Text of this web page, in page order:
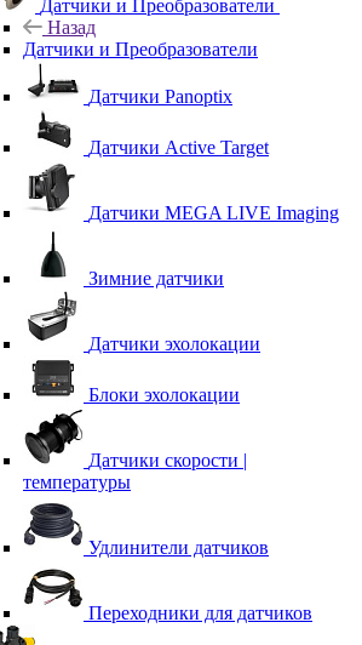
Датчики и Преобразователи
Назад
Датчики и Преобразователи
Датчики Panoptix
Датчики Active Target
Датчики MEGA LIVE Imaging
Зимние датчики
Датчики эхолокации
Блоки эхолокации
Датчики скорости |
температуры
Удлинители датчиков
Переходники для датчиков